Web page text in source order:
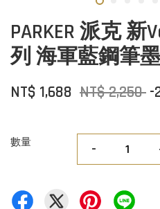
PARKER 派克
列 海軍藍鋼筆
NT$ 1,688 NT$ 2,250 -
數量 -